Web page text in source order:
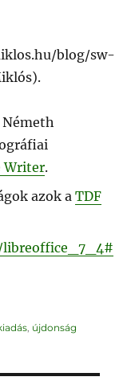
blog/sw-
Writer.
azok aTDF
, újdonság